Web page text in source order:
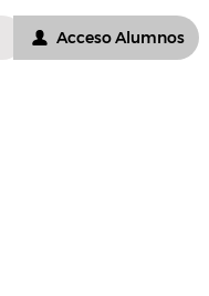
Acceso Alumnos